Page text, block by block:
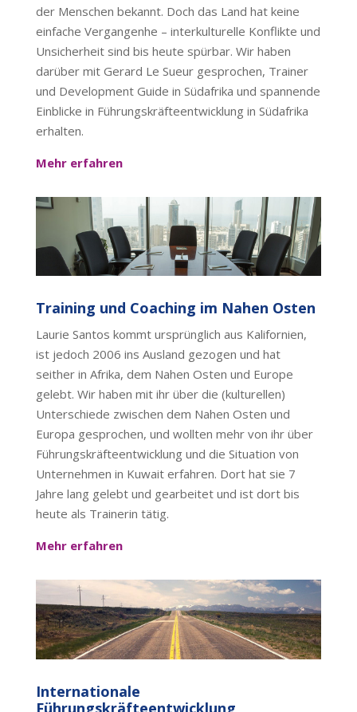
der Menschen bekannt. Doch das Land hat keine
einfache Vergangenhe – interkulturelle Konflikte und
Unsicherheit sind bis heute spürbar. Wir haben
darüber mit Gerard Le Sueur gesprochen, Trainer
und Development Guide in Südafrika und spannende
Einblicke in Führungskräfteentwicklung in Südafrika
erhalten.
Mehr erfahren
Training und Coaching im Nahen Osten
Laurie Santos kommt ursprünglich aus Kalifornien,
ist jedoch 2006 ins Ausland gezogen und hat
seither in Afrika, dem Nahen Osten und Europe
gelebt. Wir haben mit ihr über die (kulturellen)
Unterschiede zwischen dem Nahen Osten und
Europa gesprochen, und wollten mehr von ihr über
Führungskräfteentwicklung und die Situation von
Unternehmen in Kuwait erfahren. Dort hat sie 7
Jahre lang gelebt und gearbeitet und ist dort bis
heute als Trainerin tätig.
Mehr erfahren
Internationale
Führungskräfteentwicklung